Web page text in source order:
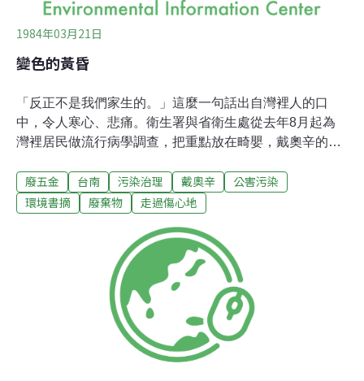
1984年03月21日
變色的黃昏
「反正不是我們家生的。」這麼一句話出自灣裡人的口
中，令人寒心、悲痛。衛生署與省衛生處從去年8月起為
灣裡居民做流行病學調查，把重點放在畸嬰，戴奧辛的毒
畸胎發生率驚人的顯著。昨天灣裡路上，鐵牛車、卡車仍
如往昔，穿梭來去，通著電纜線、廢五金，沒人知道，又
灣裡錄影，拍下惡夜野火焚燒的景象，為灣裡的焚燒從來
就沒有停過，留下證據。臺南衛生局第二課課長林燧雄
說：「取締焚燒，從未鬆懈過。」可是畢竟是灣裡人賺錢
的「黃金路線」，茄萣衛生所職員黃文藏說：「殺頭的生
意有人作；賠本生意沒人作。」他們接到居民報訊往現場
去抓焚燒時，焚燒人跳進12月冰冷的二仁溪，水遁而去。
焚燒如此猖獗，衛生單位取締時，黑道自然也會插進一
廢五金 台南 污染治理 戴奧辛
公害污染
環境書摘
廢棄物 走過傷心地